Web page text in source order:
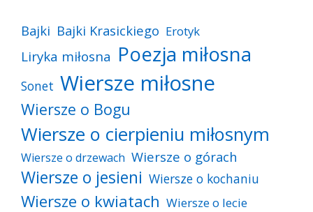
Bajki Bajki Krasickiego Erotyk
Liryka miłosna Poezja miłosna
Sonet Wiersze miłosne
Wiersze o Bogu
Wiersze o cierpieniu miłosnym
Wiersze o drzewach Wiersze o górach
Wiersze o jesieni Wiersze o kochaniu
Wiersze o kwiatach Wiersze o lecie